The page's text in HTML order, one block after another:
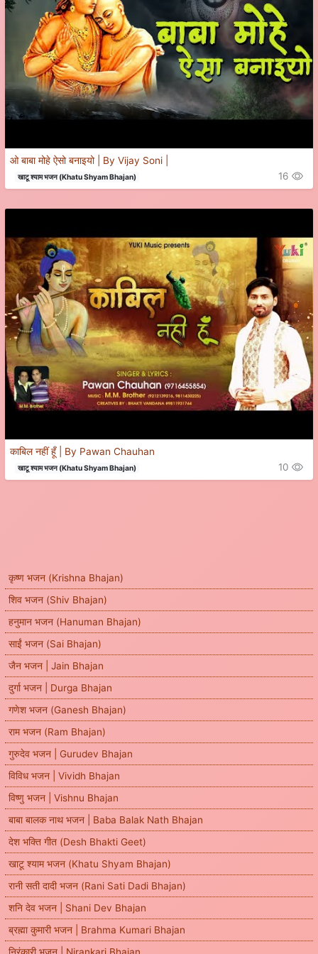
कृष्ण भजन (Krishna Bhajan)
शिव भजन (Shiv Bhajan)
हनुमान भजन (Hanuman Bhajan)
साईं भजन (Sai Bhajan)
जैन भजन | Jain Bhajan
दुर्गा भजन | Durga Bhajan
गणेश भजन (Ganesh Bhajan)
राम भजन (Ram Bhajan)
गुरुदेव भजन | Gurudev Bhajan
विविध भजन | Vividh Bhajan
विष्णु भजन | Vishnu Bhajan
बाबा बालक नाथ भजन | Baba Balak Nath Bhajan
देश भक्ति गीत (Desh Bhakti Geet)
खाटू श्याम भजन (Khatu Shyam Bhajan)
रानी सती दादी भजन (Rani Sati Dadi Bhajan)
शनि देव भजन | Shani Dev Bhajan
ब्रह्मा कुमारी भजन | Brahma Kumari Bhajan
ओ बाबा मोहे ऐसो बनाइयो | By Vijay Soni |
खाटू श्याम भजन (Khatu Shyam Bhajan) 16
काबिल नहीं हूँ | By Pawan Chauhan
खाटू श्याम भजन (Khatu Shyam Bhajan) 10